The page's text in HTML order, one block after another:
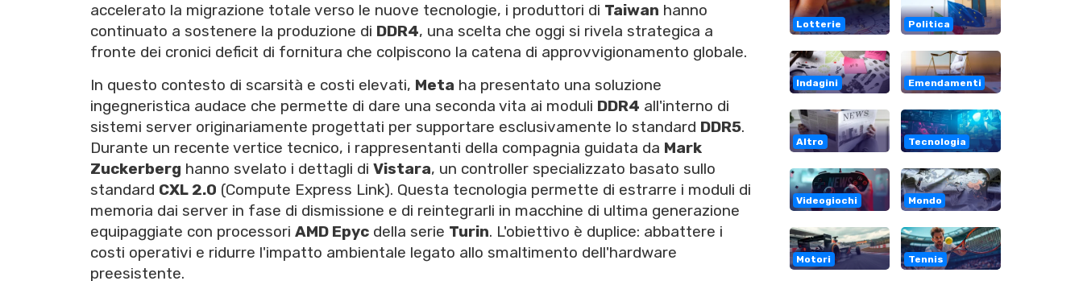
accelerato la migrazione totale verso le nuove tecnologie, i produttori di Taiwan hanno
continuato a sostenere la produzione di DDR4, una scelta che oggi si rivela strategica a
fronte dei cronici deficit di fornitura che colpiscono la catena di approvvigionamento globale.
In questo contesto di scarsità e costi elevati, Meta ha presentato una soluzione
ingegneristica audace che permette di dare una seconda vita ai moduli DDR4 all'interno di
sistemi server originariamente progettati per supportare esclusivamente lo standard DDR5.
Durante un recente vertice tecnico, i rappresentanti della compagnia guidata da Mark
Zuckerberg hanno svelato i dettagli di Vistara, un controller specializzato basato sullo
standard CXL 2.0 (Compute Express Link). Questa tecnologia permette di estrarre i moduli di
memoria dai server in fase di dismissione e di reintegrarli in macchine di ultima generazione
equipaggiate con processori AMD Epyc della serie Turin. L'obiettivo è duplice: abbattere i
costi operativi e ridurre l'impatto ambientale legato allo smaltimento dell'hardware
preesistente.
Lotterie Politica
Indagini Emendamenti
Altro Tecnologia
Videogiochi Mondo
Motori Tennis